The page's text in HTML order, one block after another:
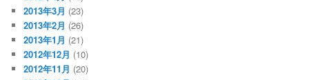
2013年3月 (23)
2013年2月 (26)
2013年1月 (21)
2012年12月 (10)
2012年11月 (20)